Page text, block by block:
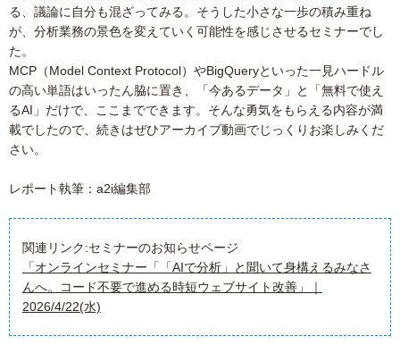
る、議論に自分も混ざってみる。そうした小さな一歩の積み重ね
が、分析業務の景色を変えていく可能性を感じさせるセミナーでし
た。
MCP（Model Context Protocol）やBigQueryといった一見ハードル
の高い単語はいったん脇に置き、「今あるデータ」と「無料で使え
るAI」だけで、ここまでできます。そんな勇気をもらえる内容が満
載でしたので、続きはぜひアーカイブ動画でじっくりお楽しみくだ
さい。
レポート執筆：a2i編集部
関連リンク:セミナーのお知らせページ
「オンラインセミナー「「AIで分析」と聞いて身構えるみなさ
んへ。コード不要で進める時短ウェブサイト改善」｜
2026/4/22(水)